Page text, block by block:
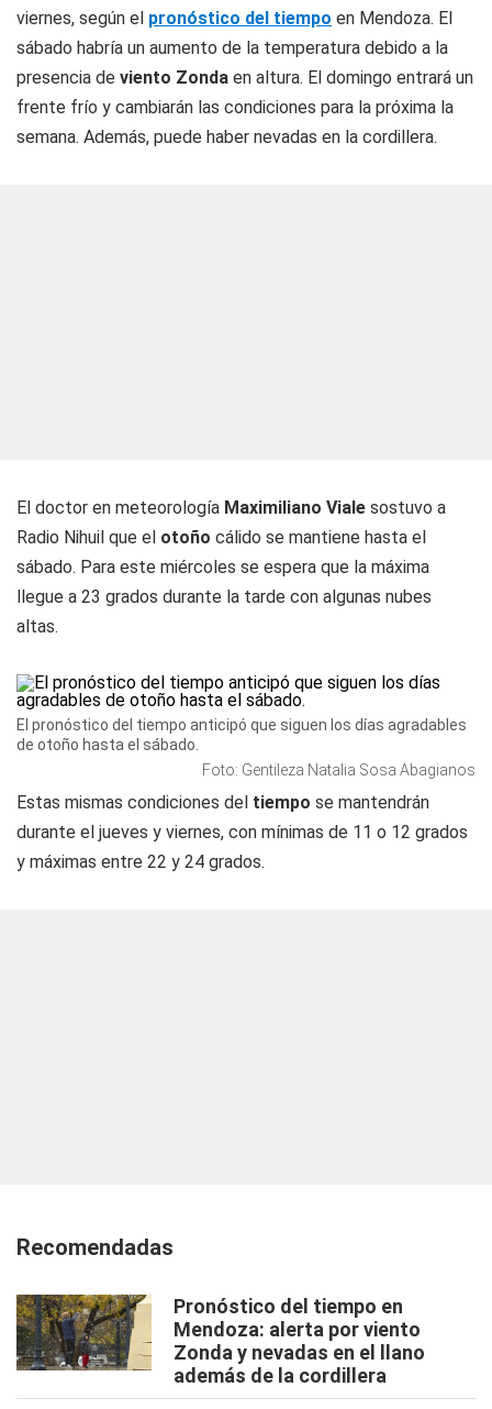
viernes, según el pronóstico del tiempo en Mendoza. El
sábado habría un aumento de la temperatura debido a la
presencia de viento Zonda en altura. El domingo entrará un
frente frío y cambiarán las condiciones para la próxima la
semana. Además, puede haber nevadas en la cordillera.
El doctor en meteorología Maximiliano Viale sostuvo a
Radio Nihuil que el otoño cálido se mantiene hasta el
sábado. Para este miércoles se espera que la máxima
llegue a 23 grados durante la tarde con algunas nubes
altas.
El pronóstico del tiempo anticipó que siguen los días agradables
de otoño hasta el sábado.
Foto: Gentileza Natalia Sosa Abagianos
Estas mismas condiciones del tiempo se mantendrán
durante el jueves y viernes, con mínimas de 11 o 12 grados
y máximas entre 22 y 24 grados.
Recomendadas
Pronóstico del tiempo en
Mendoza: alerta por viento
Zonda y nevadas en el llano
además de la cordillera